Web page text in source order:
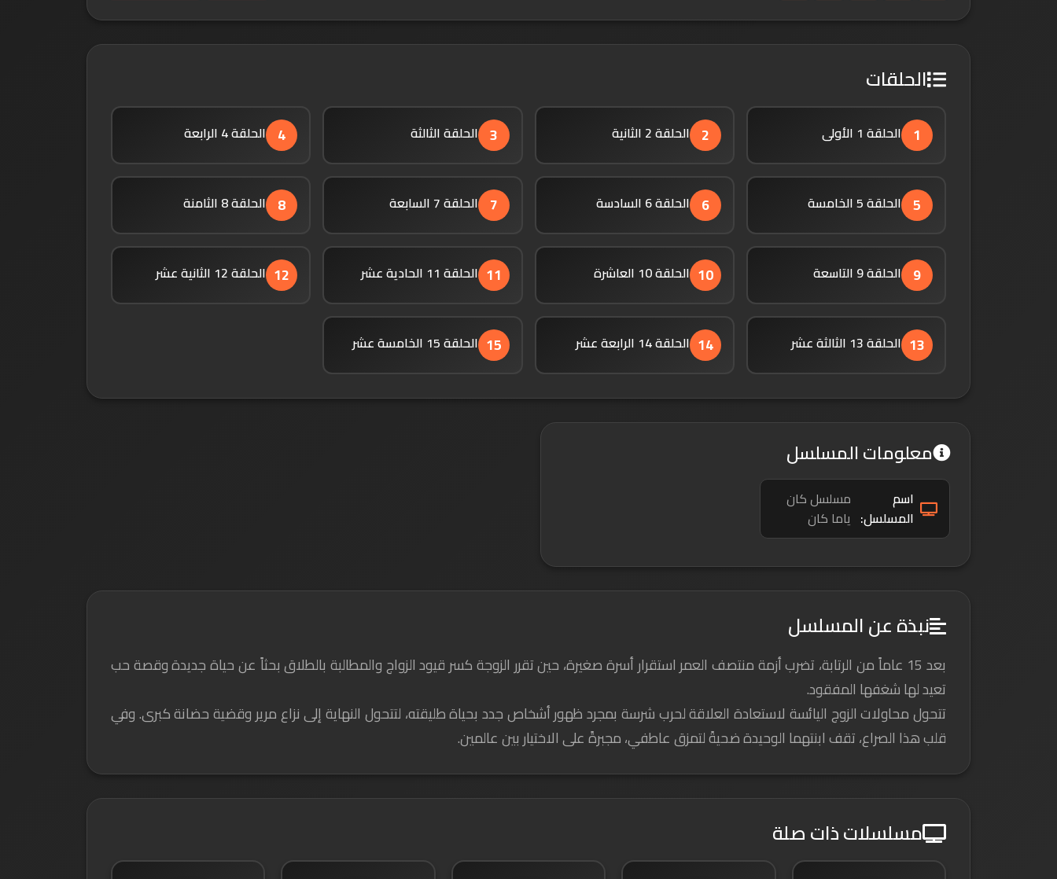
الحلقات
1 الحلقة 1 الأولى 2 الحلقة 2 الثانية 3 الحلقة الثالثة 4 الحلقة 4 الرابعة
5 الحلقة 5 الخامسة 6 الحلقة 6 السادسة 7 الحلقة 7 السابعة 8 الحلقة 8 الثامنة
9 الحلقة 9 التاسعة 10 الحلقة 10 العاشرة 11 الحلقة 11 الحادية عشر 12 الحلقة 12 الثانية عشر
13 الحلقة 13 الثالثة عشر 14 الحلقة 14 الرابعة عشر 15 الحلقة 15 الخامسة عشر
معلومات المسلسل
اسم
المسلسل:
مسلسل كان
ياما كان
نبذة عن المسلسل
بعد 15 عاماً من الرتابة، تضرب أزمة منتصف العمر استقرار أسرة صغيرة، حين تقرر الزوجة كسر قيود الزواج والمطالبة بالطلاق بحثاً عن حياة جديدة وقصة حب
تعيد لها شغفها المفقود.
تتحول محاولات الزوج اليائسة لاستعادة العلاقة لحرب شرسة بمجرد ظهور أشخاص جدد بحياة طليقته، لتتحول النهاية إلى نزاع مرير وقضية حضانة كبرى. وفي
قلب هذا الصراع، تقف ابنتهما الوحيدة ضحيةً لتمزق عاطفي، مجبرةً على الاختيار بين عالمين.
مسلسلات ذات صلة